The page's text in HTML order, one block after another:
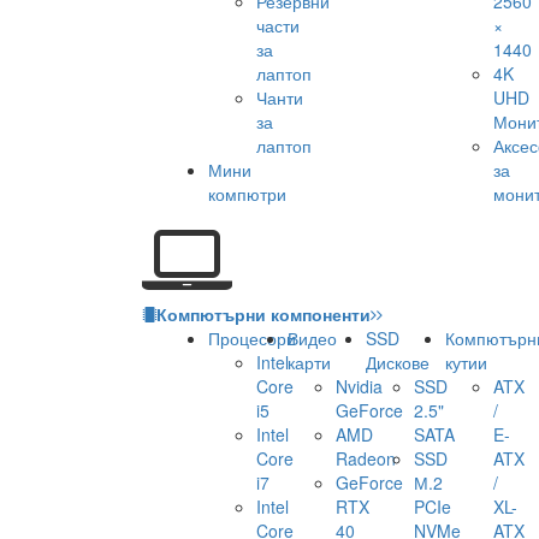
части
за
лаптоп
Чанти
за
лаптоп
Мини
компютри
×
1440
4K
UHD
за
Компютърни компоненти
Процесори
Intel
Core
i5
Intel
Core
i7
Intel
Core
Видео
карти
Nvidia
GeForce
AMD
Radeon
GeForce
RTX
40
SSD
Дискове
SSD
2.5"
SATA
SSD
М.2
PCIe
NVMe
кутии
ATX
/
E-
ATX
/
XL-
ATX